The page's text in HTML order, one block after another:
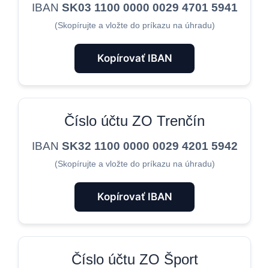
IBAN SK03 1100 0000 0029 4701 5941
(Skopírujte a vložte do príkazu na úhradu)
Kopírovať IBAN
Číslo účtu ZO Trenčín
IBAN SK32 1100 0000 0029 4201 5942
(Skopírujte a vložte do príkazu na úhradu)
Kopírovať IBAN
Číslo účtu ZO Šport